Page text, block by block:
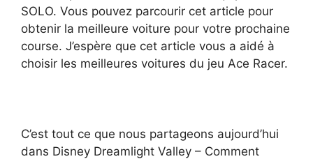
SOLO. Vous pouvez parcourir cet article pour
obtenir la meilleure voiture pour votre prochaine
course. J’espère que cet article vous a aidé à
choisir les meilleures voitures du jeu Ace Racer.
C’est tout ce que nous partageons aujourd’hui
dans Disney Dreamlight Valley – Comment